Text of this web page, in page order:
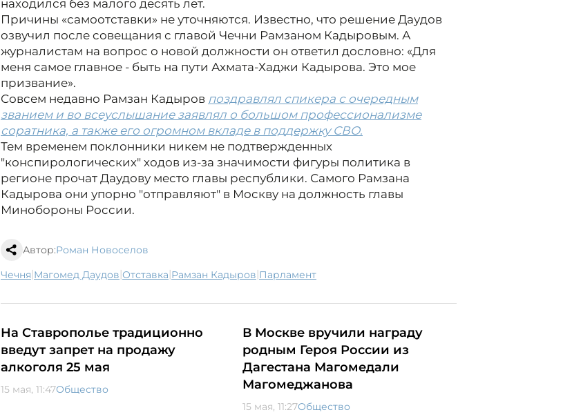
находился без малого десять лет.
Причины «самоотставки» не уточняются. Известно, что решение Даудов
озвучил после совещания с главой Чечни Рамзаном Кадыровым. А
журналистам на вопрос о новой должности он ответил дословно: «Для
меня самое главное - быть на пути Ахмата-Хаджи Кадырова. Это мое
призвание».
Совсем недавно Рамзан Кадыров поздравлял спикера с очередным
званием и во всеуслышание заявлял о большом профессионализме
соратника, а также его огромном вкладе в поддержку СВО.
Тем временем поклонники никем не подтвержденных
"конспирологических" ходов из-за значимости фигуры политика в
регионе прочат Даудову место главы республики. Самого Рамзана
Кадырова они упорно "отправляют" в Москву на должность главы
Минобороны России.
Автор:Роман Новоселов
Чечня| Магомед Даудов| отставка| Рамзан Кадыров| парламент
На Ставрополье традиционно
введут запрет на продажу
алкоголя 25 мая
15 мая, 11:47Общество
В Москве вручили награду
родным Героя России из
Дагестана Магомедали
Магомеджанова
15 мая, 11:27Общество